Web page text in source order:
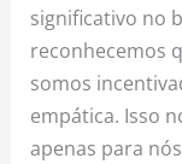
significativo no
reconhecemos
somos
empática. Isso
apenas para